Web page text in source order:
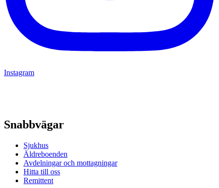
Instagram
Snabbvägar
Sjukhus
Äldreboenden
Avdelningar och mottagningar
Hitta till oss
Remittent